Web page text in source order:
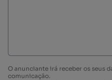
O anunciante irá receber os seus
comunicação.